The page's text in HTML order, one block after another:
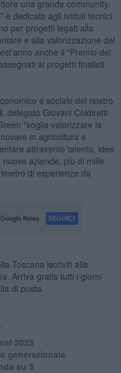
una grande community.
è dedicato agli istituti tecnici
per progetti legati alla
e alla valorizzazione del
anche il “Premio del
ai progetti finalisti
e sociale del nostro
, delegato Giovani Coldiretti
"voglia valorizzare la
in agricoltura e
attraverso talento, idee
aziende, più di mille
di esperienze da
Toscana iscriviti alla
Arriva gratis tutti i giorni
di posta.
2025
generazionale
su 5